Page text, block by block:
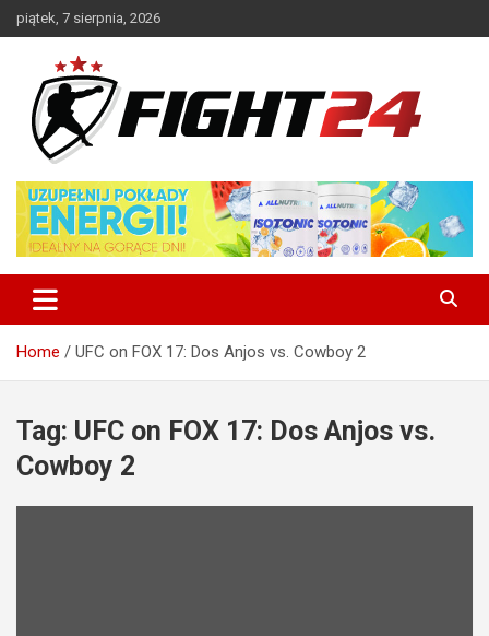
Skip
to
piątek, 7 sierpnia, 2026
FIGHT24.PL – MMA i K-1, UFC
Home UFC on FOX 17: Dos Anjos vs. Cowboy 2
Tag: UFC on FOX 17: Dos Anjos vs.
Cowboy 2